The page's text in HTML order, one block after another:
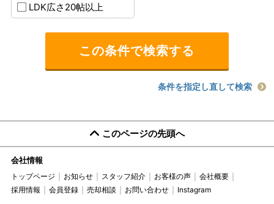
LDK広さ20帖以上
条件を指定し直して検索
このページの先頭へ
会社情報
トップページ お知らせ スタッフ紹介 お客様の声
会社概要
採用情報
会員登録 売却相談 お問い合わせ Instagram